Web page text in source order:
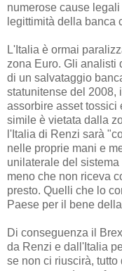
numerose cause
legittimità della banca
L'Italia è ormai
zona Euro. Gli analisti
di un salvataggio
statunitense del 2008,
assorbire asset tossici
simile è vietata dalla
l'Italia di Renzi sarà
nelle proprie mani e
unilaterale del
meno che non riceva
presto. Quelli che lo
Paese per il bene
Di conseguenza il
da Renzi e dall'Italia
se non ci riuscirà,